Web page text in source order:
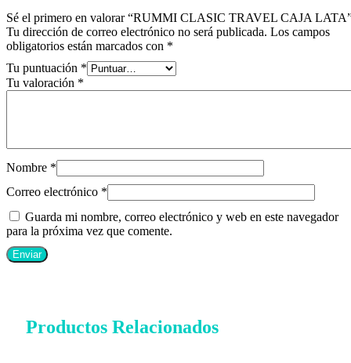
Sé el primero en valorar “RUMMI CLASIC TRAVEL CAJA
Tu dirección de correo electrónico no será publicada. Los campos
obligatorios están marcados con *
Tu puntuación *
Tu valoración *
Nombre *
Correo electrónico *
Guarda mi nombre, correo electrónico y web en este navegador
para la próxima vez que comente.
Productos Relacionados